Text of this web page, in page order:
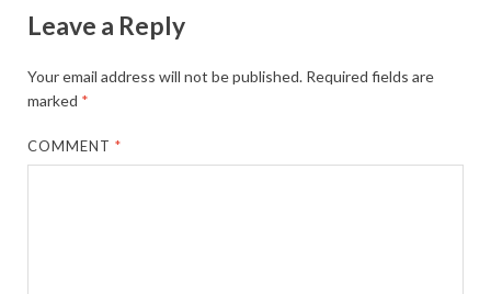
Leave a Reply
Your email address will not be published. Required fields are
marked *
COMMENT*